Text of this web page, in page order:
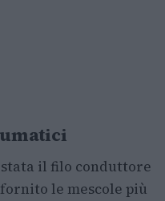
il filo conduttore
le mescole più